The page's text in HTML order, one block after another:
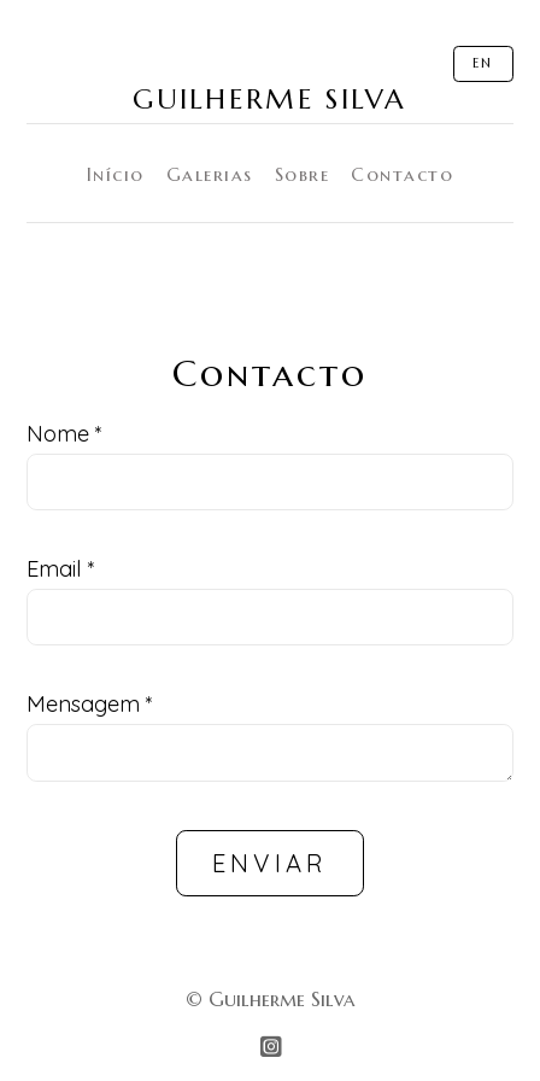
EN
GUILHERME SILVA
Início Galerias Sobre Contacto
Contacto
Nome *
Email *
Mensagem *
ENVIAR
© Guilherme Silva